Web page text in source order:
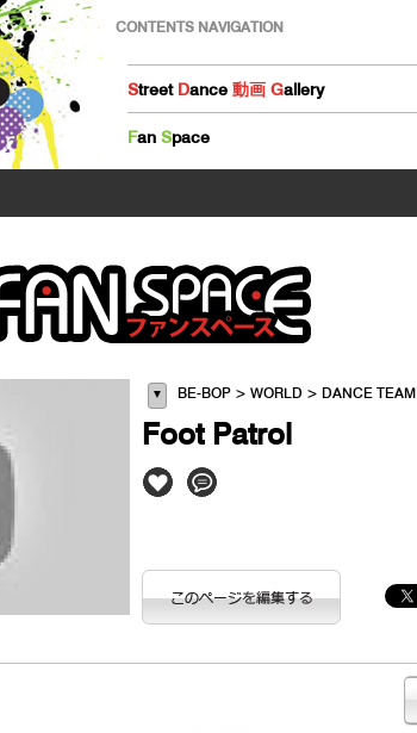
CONTENTS NAVIGATION
Street Dance 動画 Gallery
Fan Space
▼ BE-BOP > WORLD > DANCE TEAM
Foot Patrol